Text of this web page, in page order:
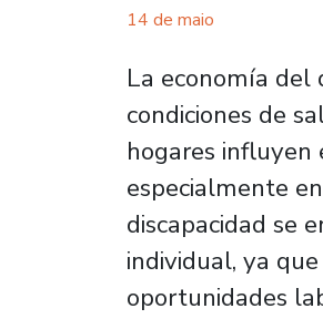
14 de maio
La economía del
condiciones de
hogares influyen
especialmente
discapacidad se
individual, ya
oportunidades